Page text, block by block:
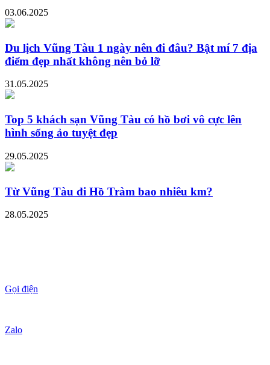
03.06.2025
Du lịch Vũng Tàu 1 ngày nên đi đâu? Bật mí 7 địa
điểm đẹp nhất không nên bỏ lỡ
31.05.2025
Top 5 khách sạn Vũng Tàu có hồ bơi vô cực lên
hình sống ảo tuyệt đẹp
29.05.2025
Từ Vũng Tàu đi Hồ Tràm bao nhiêu km?
28.05.2025
Gọi điện
Zalo